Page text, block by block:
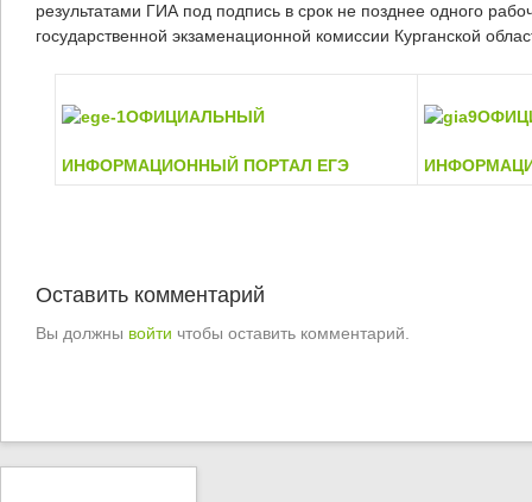
результатами ГИА под подпись в срок не позднее одного
государственной экзаменационной комиссии Курганской
ОФИЦИАЛЬНЫЙ
ИНФОРМАЦИОННЫЙ ПОРТАЛ ЕГЭ
Оставить комментарий
Вы должны войти чтобы оставить комментарий.